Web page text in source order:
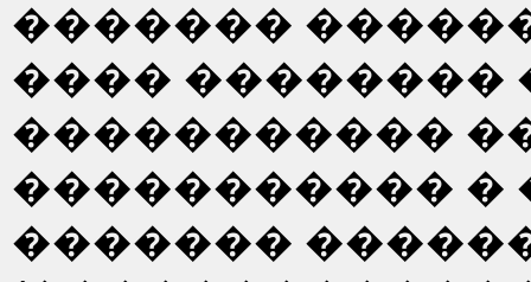
�������
���� ��������
�����������
����������� �
�������